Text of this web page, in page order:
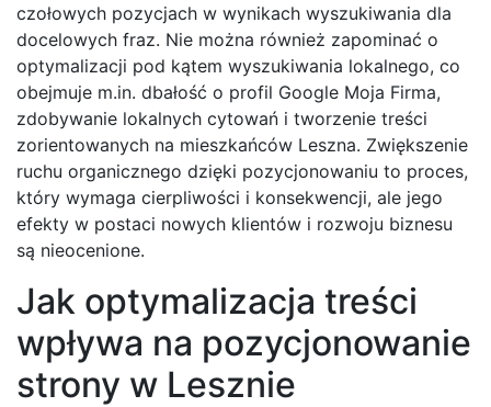
czołowych pozycjach w wynikach wyszukiwania dla
docelowych fraz. Nie można również zapominać o
optymalizacji pod kątem wyszukiwania lokalnego, co
obejmuje m.in. dbałość o profil Google Moja Firma,
zdobywanie lokalnych cytowań i tworzenie treści
zorientowanych na mieszkańców Leszna. Zwiększenie
ruchu organicznego dzięki pozycjonowaniu to proces,
który wymaga cierpliwości i konsekwencji, ale jego
efekty w postaci nowych klientów i rozwoju biznesu
są nieocenione.
Jak optymalizacja treści
wpływa na pozycjonowanie
strony w Lesznie